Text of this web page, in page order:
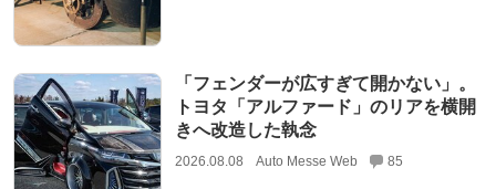
「フェンダーが広すぎて開かない」。
トヨタ「アルファード」のリアを横開
きへ改造した執念
2026.08.08 Auto Messe Web 85